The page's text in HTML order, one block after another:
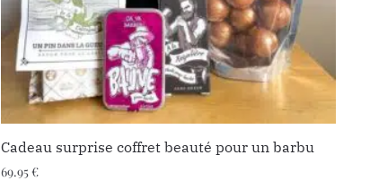
Cadeau surprise coffret beauté pour un barbu
69.95€